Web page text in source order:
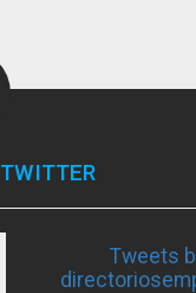
TWITTER
Tweets